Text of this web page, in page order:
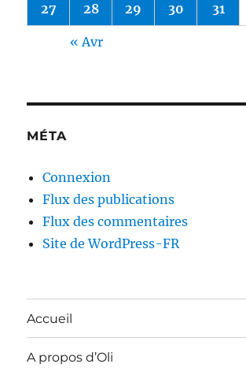
27 28 29 30 31
« Avr
MÉTA
Connexion
Flux des publications
Flux des commentaires
Site de WordPress-FR
Accueil
A propos d’Oli